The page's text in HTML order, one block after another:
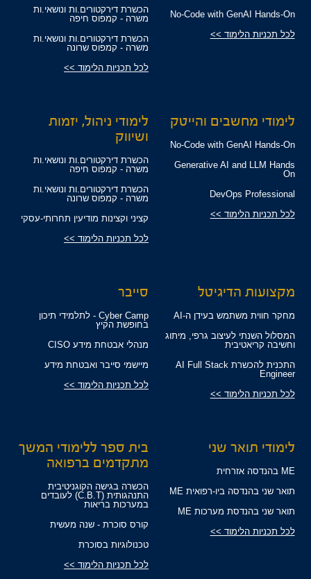
No-Code with GenAI Hands-On
לכל תכניות הלימוד >>
הכשרת דירקטורים.ות ונושאי.ות
משרה - קמפוס חיפה
הכשרת דירקטורים.ות ונושאי.ות
משרה - קמפוס שרונה
לכל תכניות הלימוד >>
לימודי מחשבים והייטק
No-Code with GenAI Hands-On
Generative AI and LLM Hands
On
DevOps Professional
לכל תכניות הלימוד >>
לימודי ניהול, יזמות
ושיווק
הכשרת דירקטורים.ות ונושאי.ות
משרה - קמפוס חיפה
הכשרת דירקטורים.ות ונושאי.ות
משרה - קמפוס שרונה
קציני וקצינות מודיעין תחרותי-עסקי
לכל תכניות הלימוד >>
מקצועות הדיגיטל
מחקר חווית משתמש בעידן ה-AI
המסלול השנתי לעיצוב גרפי, מיתוג
וחשיבה קריאטיבית
התכנית להכשרת AI Full Stack
Engineer
לכל תכניות הלימוד >>
סייבר
Cyber Camp - לתלמידי תיכון
בחופשת הקיץ
מנהלי אבטחת מידע CISO
מיישמי סייבר ואבטחת מידע
לכל תכניות הלימוד >>
לימודי תואר שני
ME בהנדסה אזרחית
תואר שני בהנדסה ביו-רפואית ME
תואר שני בהנדסת מערכות ME
לכל תכניות הלימוד >>
בית ספר ללימודי המשך
מתקדמים ברפואה
הכשרה בגישה הקוגניטיבית
התנהגותית (C.B.T) לעובדים
במערכות בריאות
קורס סוכרת - שנה מעשית
טכנולוגיות בסוכרת
לכל תכניות הלימוד >>